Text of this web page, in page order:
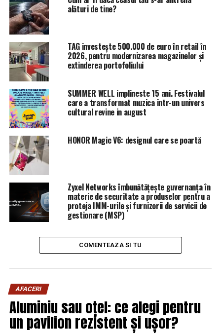
alături de tine?
TAG investește 500.000 de euro în retail în
2026, pentru modernizarea magazinelor și
extinderea portofoliului
SUMMER WELL implineste 15 ani. Festivalul
care a transformat muzica intr-un univers
cultural revine in august
HONOR Magic V6: designul care se poartă
Zyxel Networks îmbunătățește guvernanța în
materie de securitate a produselor pentru a
proteja IMM-urile și furnizorii de servicii de
gestionare (MSP)
COMENTEAZA SI TU
AFACERI
Aluminiu sau oțel: ce alegi pentru
un pavilion rezistent și ușor?